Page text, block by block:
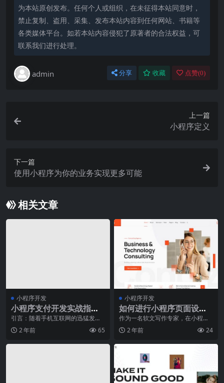
为本站原创发布。任何个人或组织，在未征得本站同意时，
禁止复制、盗用、采集、发布本站内容到任何网站、书籍等
各类媒体平台。如若本站内容侵犯了原著者的合法权益，可
联系我们进行处理。
admin 分享 收藏 点赞(0)
上一篇
小程序定义
下一篇
使用小程序为你的业务实现更多可能
相关文章
小程序开发
小程序支付开发实战指
南：解决支付相关的常见
问题
引言：随着手机互联网的迅猛发
展，小程序成为了人们生活中极为
重要的组成部分。而小程
2 年前 65
小程序开发
如何进行小程序页面设
计？
作为一名软文写作专家，在小程序
页面设计方面也有着自己的经验和
见解。小程序作为一种
2 年前 24